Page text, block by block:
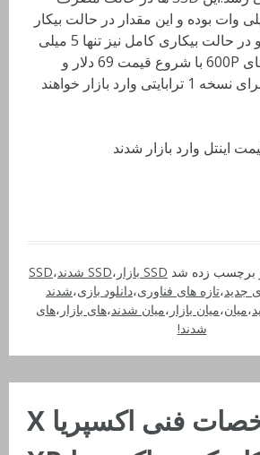
تنها 100 میلی وات بوده و این مقدار در حالت بیکار
به 40 میلی وات و در حالت بیکاری کامل نیز تنها 5 میلی
وات است.SSD های 600P با شروع قیمت 69 دلار و
بیشینه 359 دلار برای نسخه 1 ترابایتی وارد بازار خواهند
برچسب زده شد SSD بازار ،SSD شدند ،SSD
جدید،تازه های فناوری،دانلود بازی،شدند
،میان،میان بازار ،میان شدند،های بازار ،های
شدند!
مشخصات فنی اکسپریا X